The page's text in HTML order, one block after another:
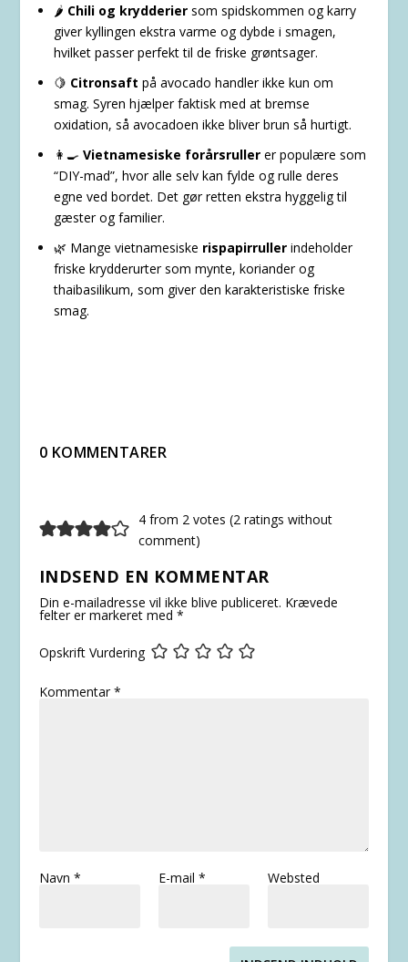
🌶️ Chili og krydderiersom spidskommen og karry
giver kyllingen ekstra varme og dybde i smagen,
hvilket passer perfekt til de friske grøntsager.
🍋 Citronsaft på avocado handler ikke kun om
smag. Syren hjælper faktisk med at bremse
oxidation, så avocadoen ikke bliver brun så hurtigt.
👩‍🍳 Vietnamesiske forårsrullerer populære som
“DIY-mad”, hvor alle selv kan fylde og rulle deres
egne ved bordet. Det gør retten ekstra hyggelig til
gæster og familier.
🌿 Mange vietnamesiske rispapirrullerindeholder
friske krydderurter som mynte, koriander og
thaibasilikum, som giver den karakteristiske friske
smag.
0 KOMMENTARER
4 from 2 votes (2 ratings without
comment)
INDSEND EN KOMMENTAR
Din e-mailadresse vil ikke blive publiceret. Krævede
felter er markeret med *
Opskrift Vurdering
Kommentar*
Navn * E-mail * Websted